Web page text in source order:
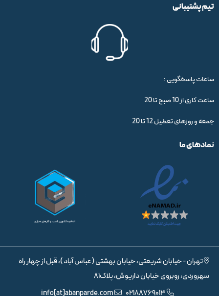
تیم پشتیبانی
ساعات پاسخگویی :
ساعت کاری از 10 صبح تا 20
جمعه و روزهای تعطیل 12 تا 20
نمادهای ما
تهران - خیابان شریعتی، خیابان بهشتی ( عباس آباد )، قبل از چهار راه
سهروردی، روبروی خیابان داریوش، پلاک81
02188769013
info[at]abanparde.com